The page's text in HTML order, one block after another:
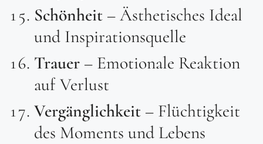
Schönheit – Ästhetisches Ideal
und Inspirationsquelle
Trauer – Emotionale Reaktion
auf Verlust
Vergänglichkeit – Flüchtigkeit
des Moments und Lebens